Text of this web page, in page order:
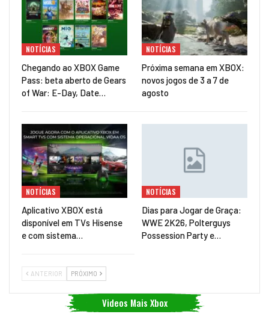
NOTÍCIAS
Chegando ao XBOX Game
Pass: beta aberto de Gears
of War: E-Day, Date…
NOTÍCIAS
Próxima semana em XBOX:
novos jogos de 3 a 7 de
agosto
NOTÍCIAS
Aplicativo XBOX está
disponível em TVs Hisense
e com sistema…
NOTÍCIAS
Dias para Jogar de Graça:
WWE 2K26, Polterguys
Possession Party e…
ANTERIOR PRÓXIMO
Videos Mais Xbox